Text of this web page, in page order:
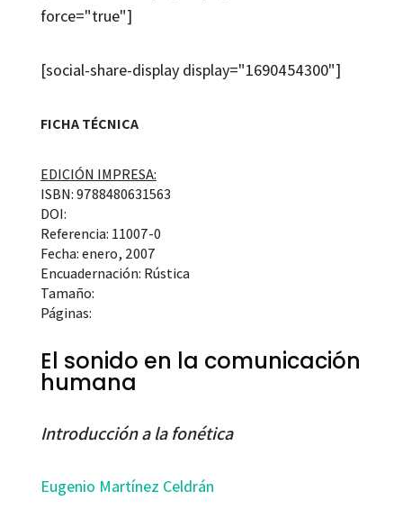
force="true"]
[social-share-display display="1690454300"]
FICHA TÉCNICA
EDICIÓN IMPRESA:
ISBN: 9788480631563
DOI:
Referencia: 11007-0
Fecha: enero, 2007
Encuadernación: Rústica
Tamaño:
Páginas:
El sonido en la comunicación
humana
Introducción a la fonética
Eugenio Martínez Celdrán